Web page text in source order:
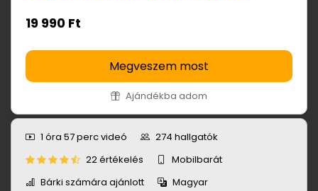
19 990 Ft
Megveszem most
Ajándékba adom
1 óra 57 percvideó 274 hallgatók
22 értékelés
Mobilbarát
Bárki számára ajánlott
Magyar